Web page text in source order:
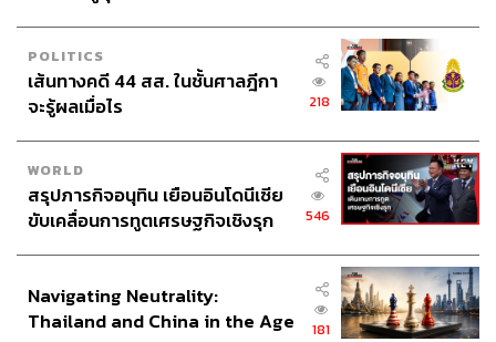
POLITICS
เส้นทางคดี 44 สส. ในชั้นศาลฎีกา
จะรู้ผลเมื่อไร
218
WORLD
สรุปภารกิจอนุทิน เยือนอินโดนีเซีย
ขับเคลื่อนการทูตเศรษฐกิจเชิงรุก
546
Navigating Neutrality:
Thailand and China in the Age
181